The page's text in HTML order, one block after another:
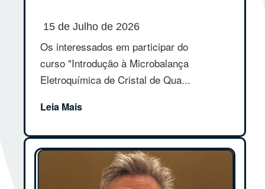
15 de Julho de 2026
Os interessados em participar do
curso "Introdução à Microbalança
Eletroquímica de Cristal de Qua...
Leia Mais